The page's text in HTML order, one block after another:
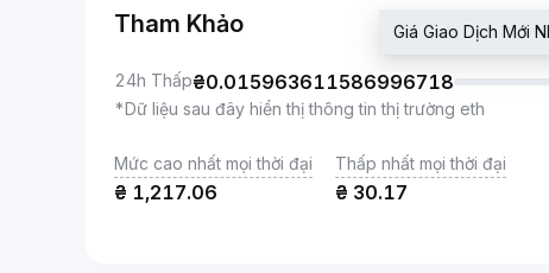
Tham Khảo
24h Thấp₴0.015963611586996718
Giá Giao Dịch Mới
*Dữ liệu sau đây hiển thị thông tin thị trường eth
Mức cao nhất mọi thời đại
₴ 1,217.06
Thấp nhất mọi thời đại
₴ 30.17